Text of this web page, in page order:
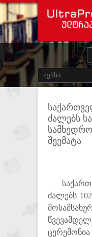
ძალებს
შეემატა
ძალებს